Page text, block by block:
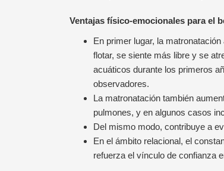
Ventajas físico-emocionales para el
En primer lugar, la
flotar, se siente más libre y se
acuáticos durante los primeros
observadores.
La matronatación también
pulmones, y en algunos casos
Del mismo modo, contribuye a
En el ámbito relacional, el
refuerza el vínculo de confianza